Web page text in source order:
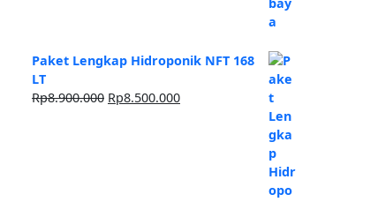
Paket Lengkap Hidroponik NFT 168
LT
Rp8.900.000 Harga
Rp8.500.000Harga